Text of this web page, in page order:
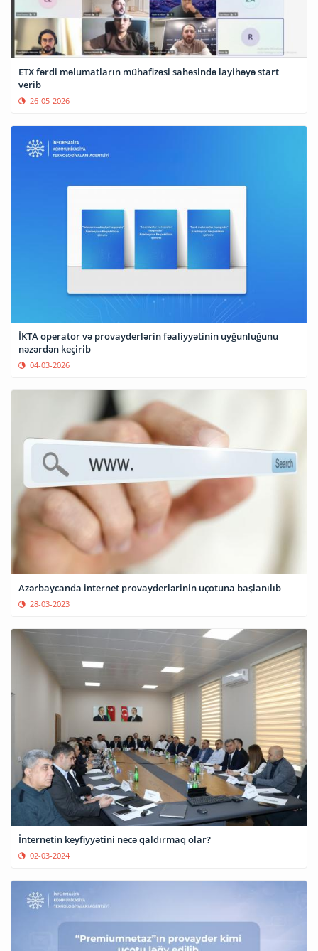
ETX fərdi məlumatların mühafizəsi sahəsində layihəyə start
verib
26-05-2026
İKTA operator və provayderlərin fəaliyyətinin uyğunluğunu
nəzərdən keçirib
04-03-2026
Azərbaycanda internet provayderlərinin uçotuna başlanılıb
28-03-2023
İnternetin keyfiyyətini necə qaldırmaq olar?
02-03-2024